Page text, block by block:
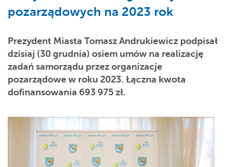
pozarządowych na 2023 rok
Prezydent Miasta Tomasz Andrukiewicz podpisał
dzisiaj (30 grudnia) osiem umów na realizację
zadań samorządu przez organizacje
pozarządowe w roku 2023. Łączna kwota
dofinansowania 693 975 zł.